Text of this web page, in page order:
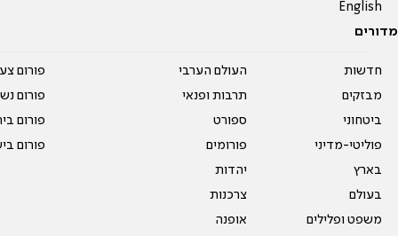
English
מדורים
חדשות
מבזקים
ביטחוני
פוליטי-מדיני
בארץ
בעולם
משפט ופלילים
העולם הערבי
תרבות ופנאי
ספורט
פורומים
יהדות
צרכנות
אופנה
פורום
פורום
פורום
פורום